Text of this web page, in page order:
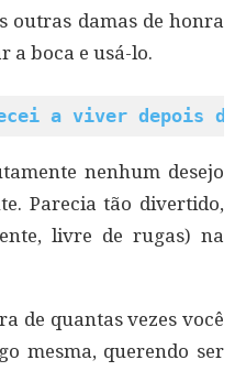
outras damas de honra
a boca e usá-lo.
a viver depois
nenhum desejo
Parecia tão divertido,
livre de rugas) na
de quantas vezes você
mesma, querendo ser